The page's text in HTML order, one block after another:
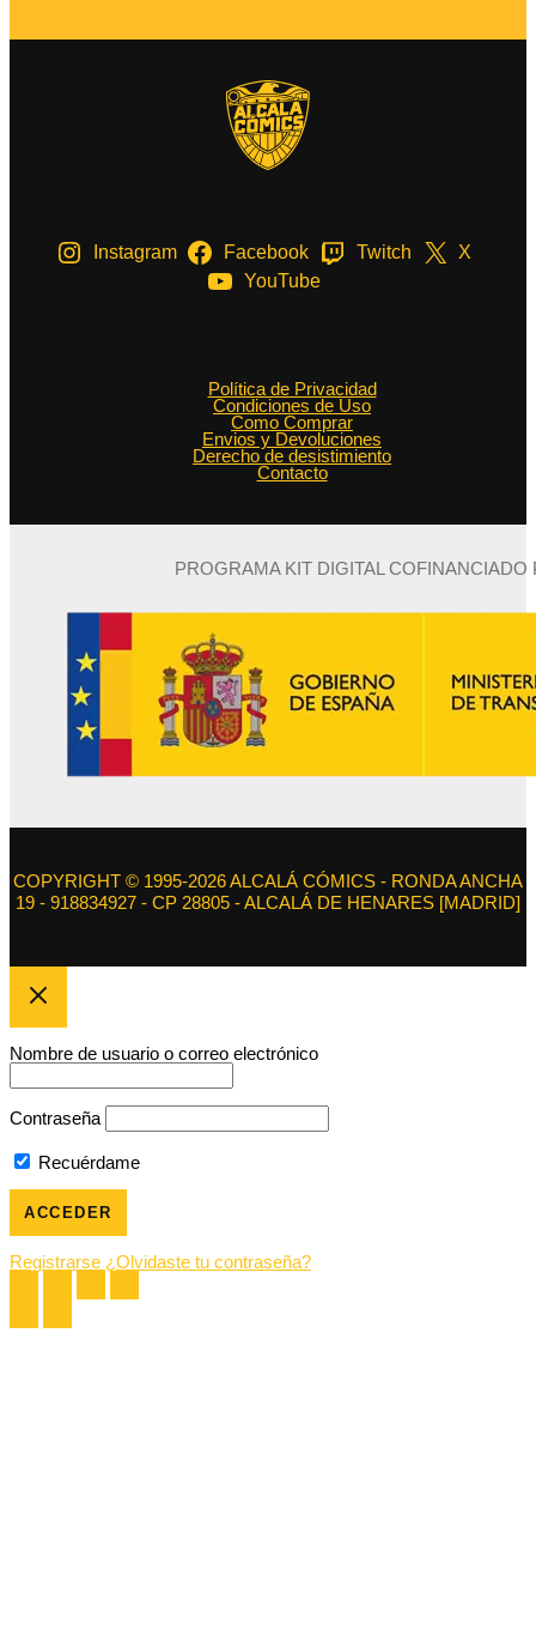
Instagram Facebook Twitch
X
YouTube
Política de Privacidad
Condiciones de Uso
Como Comprar
Envios y Devoluciones
Derecho de desistimiento
Contacto
PROGRAMA KIT DIGITAL
COPYRIGHT © 1995-2026 ALCALÁ CÓMICS - RONDA ANCHA
19 - 918834927 - CP 28805 - ALCALÁ DE HENARES [MADRID]
Nombre de usuario o correo electrónico
Contraseña
Recuérdame
Registrarse ¿Olvidaste tu contraseña?